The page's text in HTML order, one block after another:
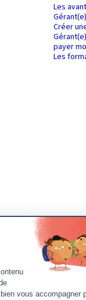
Les
Créer
payer
Les